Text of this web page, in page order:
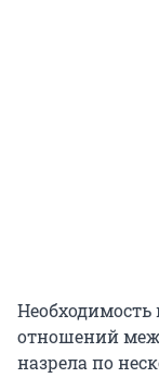
отношений
назрела по